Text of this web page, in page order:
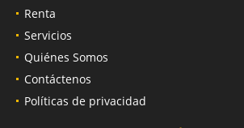
Renta
Servicios
Quiénes Somos
Contáctenos
Políticas de privacidad